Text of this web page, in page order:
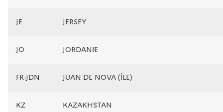
JE JERSEY
JO JORDANIE
FR-JDN JUAN DE NOVA (ÎLE)
KZ KAZAKHSTAN